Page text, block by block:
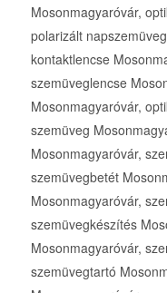
Mosonmagyaróvár,
polarizált
kontaktlencse
szemüveglencse
Mosonmagyaróvár,
szemüveg
Mosonmagyaróvár,
szemüvegbetét
Mosonmagyaróvár,
szemüvegkészítés
Mosonmagyaróvár,
szemüvegtartó